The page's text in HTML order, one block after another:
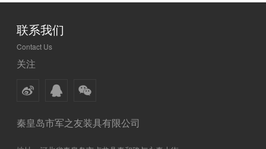
联系我们
Contact Us
关注
秦皇岛市军之友装具有限公司